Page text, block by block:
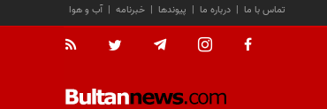
آب و هوا | خبرنامه | پیوندها | درباره ما | تماس با ما